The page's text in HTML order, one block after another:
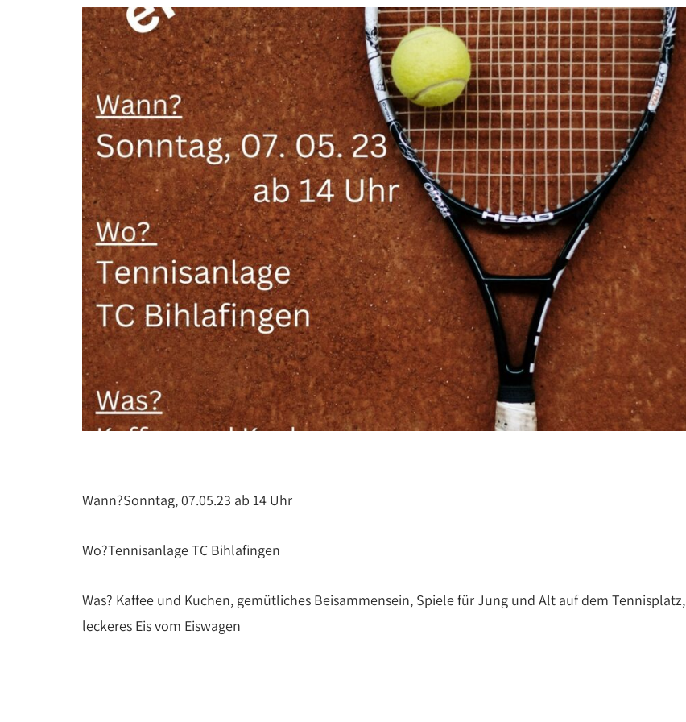
Wann?Sonntag, 07.05.23 ab 14 Uhr
Wo?Tennisanlage TC Bihlafingen
Was? Kaffee und Kuchen, gemütliches Beisammensein, Spiele für Jung und Alt auf dem Tennisplatz,
leckeres Eis vom Eiswagen